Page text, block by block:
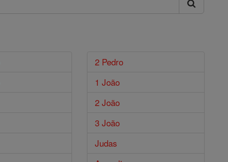
2 Pedro
1 João
2 João
3 João
Judas